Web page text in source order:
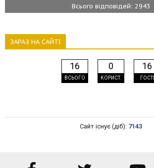
Всього відповідей: 2943
ЗАРАЗ НА САЙТІ
16
ВСЬОГО
0
КОРИСТ.
16
ГОСТІ
Сайт існує (діб): 7143